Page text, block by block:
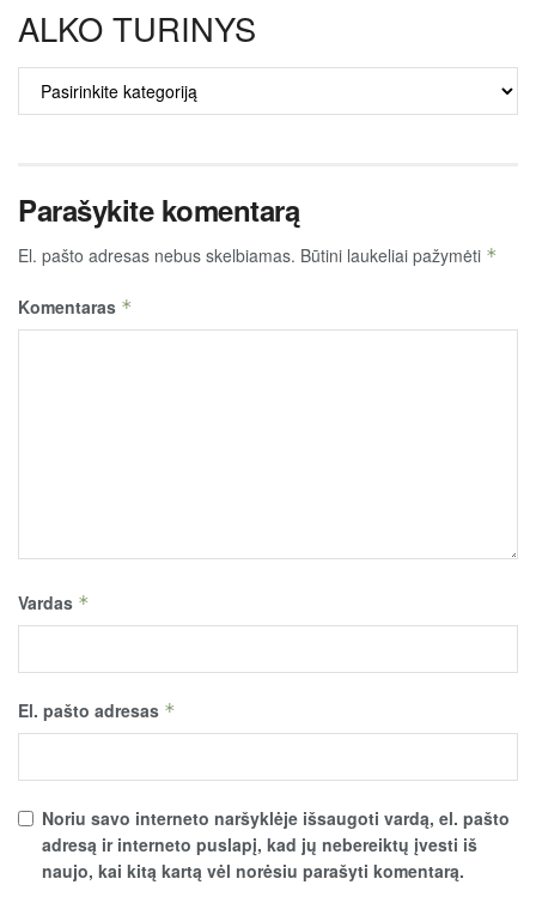
ALKO TURINYS
TURINYS
Parašykite komentarą
El. pašto adresas nebus skelbiamas. Būtini laukeliai pažymėti *
Komentaras *
Vardas *
El. pašto adresas *
Noriu savo interneto naršyklėje išsaugoti vardą, el. pašto
adresą ir interneto puslapį, kad jų nebereiktų įvesti iš
naujo, kai kitą kartą vėl norėsiu parašyti komentarą.